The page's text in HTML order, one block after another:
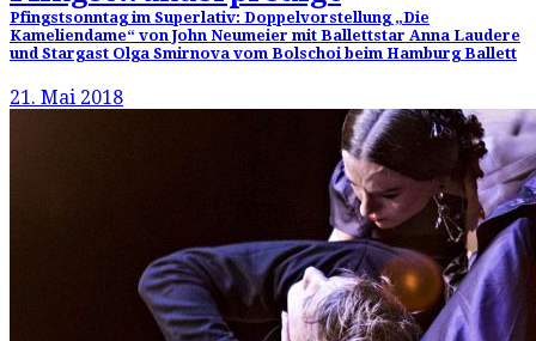
Pfingstsonntag im Superlativ: Doppelvorstellung „Die
Kameliendame“ von John Neumeier mit Ballettstar Anna Laudere
und Stargast Olga Smirnova vom Bolschoi beim Hamburg Ballett
21. Mai 2018